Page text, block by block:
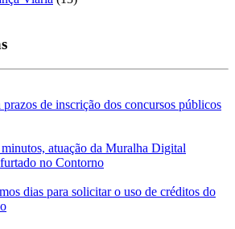
de inscrição dos concursos públicos
atuação da Muralha Digital
no Contorno
dias para solicitar o uso de créditos do